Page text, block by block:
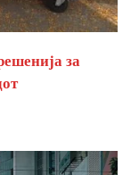
за